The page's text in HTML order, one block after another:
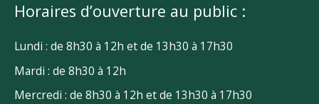
Horaires d’ouverture au public :
Lundi : de 8h30 à 12h et de 13h30 à 17h30
Mardi : de 8h30 à 12h
Mercredi : de 8h30 à 12h et de 13h30 à 17h30